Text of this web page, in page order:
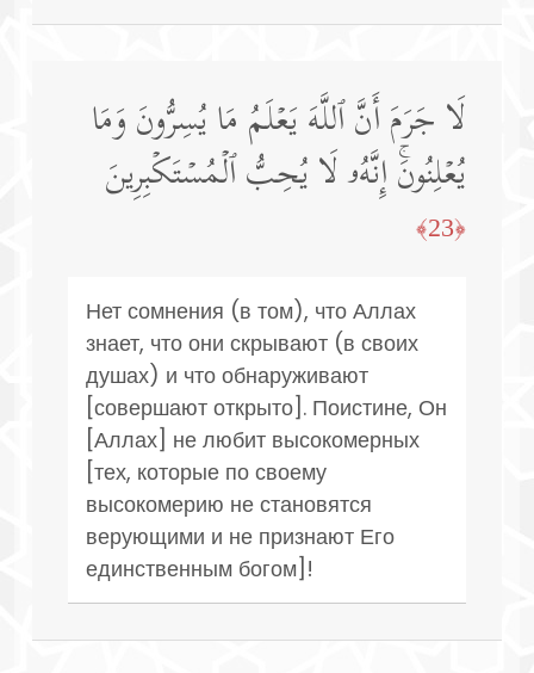
لَا جَرَمَ أَنَّ ٱللَّهَ یَعۡلَمُ مَا یُسِرُّونَ وَمَا
یُعۡلِنُونَۚ إِنَّهُۥ لَا یُحِبُّ ٱلۡمُسۡتَكۡبِرِینَ
﴿23﴾
Нет сомнения (в том), что Аллах
знает, что они скрывают (в своих
душах) и что обнаруживают
[совершают открыто]. Поистине, Он
[Аллах] не любит высокомерных
[тех, которые по своему
высокомерию не становятся
верующими и не признают Его
единственным богом]!